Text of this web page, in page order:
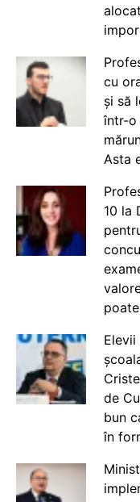
cu
și să
într-o
Asta
10 la
de
bun
în